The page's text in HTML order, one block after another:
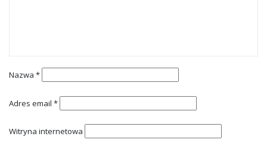
Nazwa *
Adres email *
Witryna internetowa